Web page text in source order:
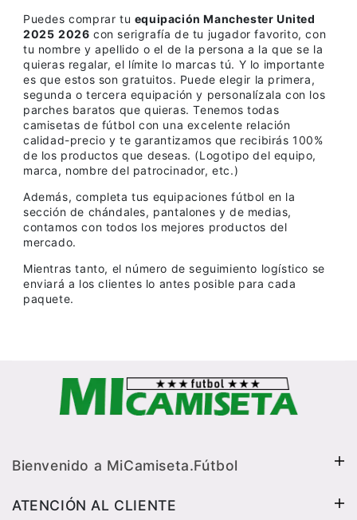
Puedes comprar tu equipación Manchester United
2025 2026 con serigrafía de tu jugador favorito, con
tu nombre y apellido o el de la persona a la que se la
quieras regalar, el límite lo marcas tú. Y lo importante
es que estos son gratuitos. Puede elegir la primera,
segunda o tercera equipación y personalízala con los
parches baratos que quieras. Tenemos todas
camisetas de fútbol con una excelente relación
calidad-precio y te garantizamos que recibirás 100%
de los productos que deseas. (Logotipo del equipo,
marca, nombre del patrocinador, etc.)
Además, completa tus equipaciones fútbol en la
sección de chándales, pantalones y de medias,
contamos con todos los mejores productos del
mercado.
Mientras tanto, el número de seguimiento logístico se
enviará a los clientes lo antes posible para cada
paquete.
Bienvenido a MiCamiseta.Fútbol
ATENCIÓN AL CLIENTE